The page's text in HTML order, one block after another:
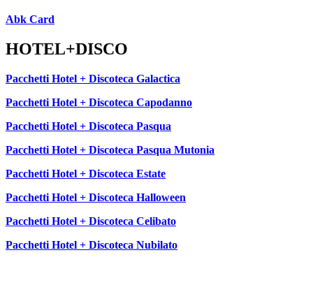
Abk Card
HOTEL+DISCO
Pacchetti Hotel + Discoteca Galactica
Pacchetti Hotel + Discoteca Capodanno
Pacchetti Hotel + Discoteca Pasqua
Pacchetti Hotel + Discoteca Pasqua Mutonia
Pacchetti Hotel + Discoteca Estate
Pacchetti Hotel + Discoteca Halloween
Pacchetti Hotel + Discoteca Celibato
Pacchetti Hotel + Discoteca Nubilato